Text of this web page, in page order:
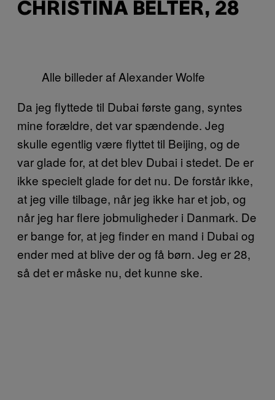
CHRISTINA BELTER, 28
Alle billeder af Alexander Wolfe
Da jeg flyttede til Dubai første gang, syntes
mine forældre, det var spændende. Jeg
skulle egentlig være flyttet til Beijing, og de
var glade for, at det blev Dubai i stedet. De er
ikke specielt glade for det nu. De forstår ikke,
at jeg ville tilbage, når jeg ikke har et job, og
når jeg har flere jobmuligheder i Danmark. De
er bange for, at jeg finder en mand i Dubai og
ender med at blive der og få børn. Jeg er 28,
så det er måske nu, det kunne ske.